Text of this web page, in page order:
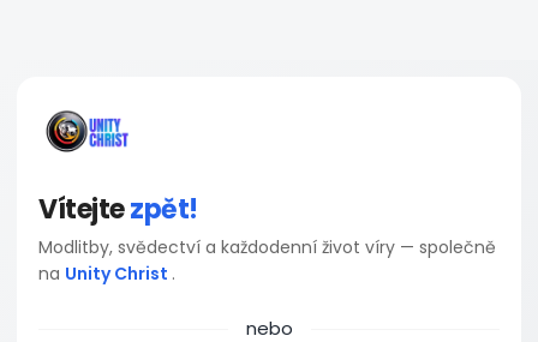
Vítejtezpět!
Modlitby, svědectví a každodenní život víry — společně
na Unity Christ .
nebo